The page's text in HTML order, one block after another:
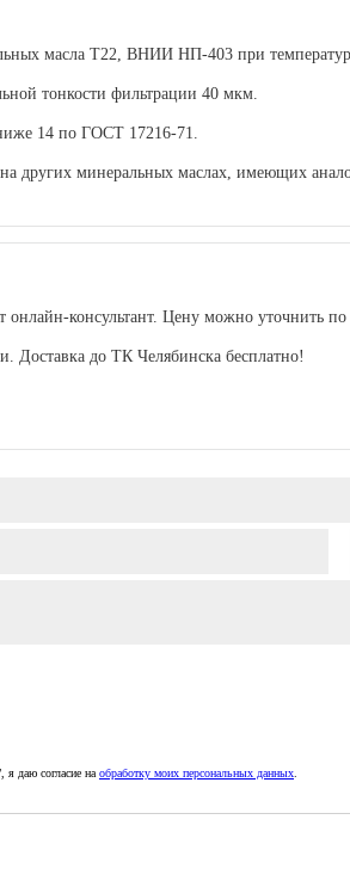
масла Т22, ВНИИ НП-403 при
тонкости фильтрации 40 мкм.
14 по ГОСТ 17216-71.
на других минеральных маслах, имеющих
онлайн-консультант. Цену можно уточнить
Доставка до ТК Челябинска бесплатно!
даю согласие на обработку моих персональных данных